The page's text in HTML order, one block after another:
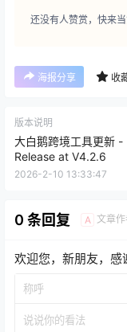
还没有人赞赏，快来当
海报分享 收
版本说明
大白鹅跨境工具更新 -
Release at V4.2.6
2026-2-10 13:33:47
0 条回复 A 文章作
欢迎您，新朋友，感